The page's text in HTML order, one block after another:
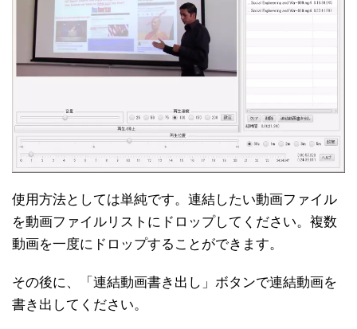
使用方法としては単純です。連結したい動画ファイル
を動画ファイルリストにドロップしてください。複数
動画を一度にドロップすることができます。
その後に、「連結動画書き出し」ボタンで連結動画を
書き出してください。